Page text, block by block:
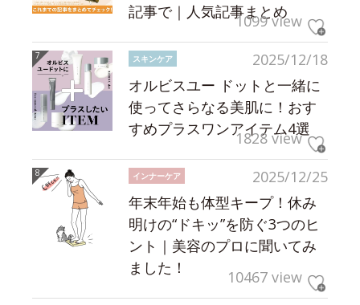
記事で｜人気記事まとめ
1099 view
2025/12/18
スキンケア
オルビスユー ドットと一緒に
使ってさらなる美肌に！おす
すめプラスワンアイテム4選
1828 view
2025/12/25
インナーケア
年末年始も体型キープ！休み
明けの“ドキッ”を防ぐ3つのヒ
ント｜美容のプロに聞いてみ
ました！
10467 view